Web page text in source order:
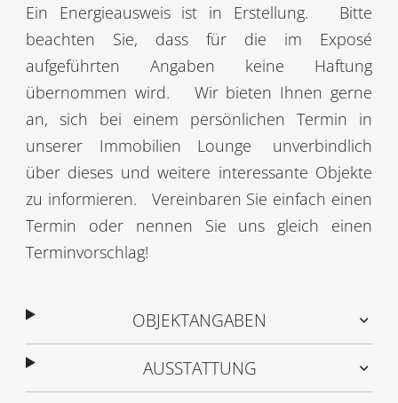
Ein Energieausweis ist in Erstellung.
Bitte
beachten Sie, dass für die im Exposé
aufgeführten Angaben keine Haftung
übernommen wird.
Wir bieten Ihnen gerne
an, sich bei einem persönlichen Termin in
unserer Immobilien Lounge
unverbindlich
über dieses und weitere interessante Objekte
zu informieren.
Vereinbaren Sie einfach einen
Termin oder nennen Sie uns gleich einen
Terminvorschlag!
OBJEKTANGABEN
AUSSTATTUNG